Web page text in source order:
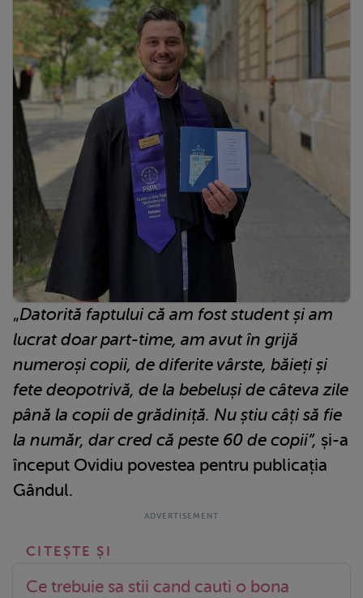
„Datorită faptului că am fost student și am
lucrat doar part-time, am avut în grijă
numeroși copii, de diferite vârste, băieți și
fete deopotrivă, de la bebeluși de câteva zile
până la copii de grădiniță. Nu știu câți să fie
la număr, dar cred că peste 60 de copii”, și-a
început Ovidiu povestea pentru publicația
Gândul.
Ce trebuie sa stii cand cauti o bona